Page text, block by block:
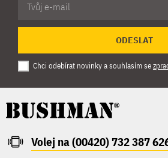
ODESLAT
Chci odebírat novinky a souhlasím se
Volej na (00420) 732 387